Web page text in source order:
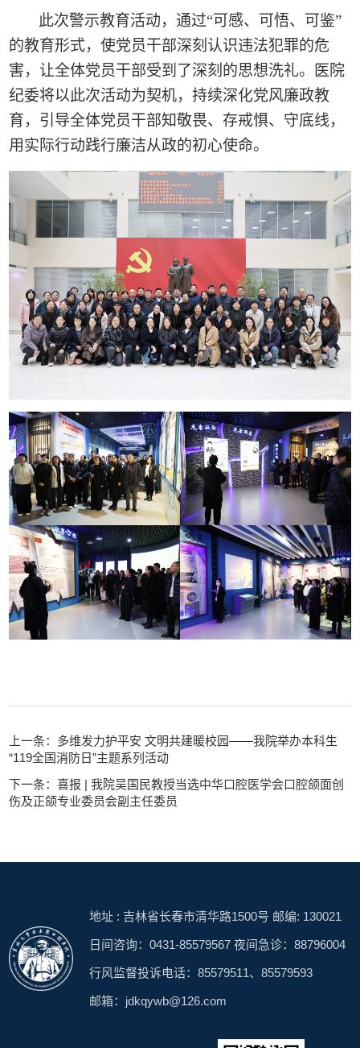
此次警示教育活动，通过“可感、可悟、可鉴”
的教育形式，使党员干部深刻认识违法犯罪的危
害，让全体党员干部受到了深刻的思想洗礼。医院
纪委将以此次活动为契机，持续深化党风廉政教
育，引导全体党员干部知敬畏、存戒惧、守底线，
用实际行动践行廉洁从政的初心使命。
上一条：多维发力护平安 文明共建暖校园——我院举办本科生
“119全国消防日”主题系列活动
下一条：喜报 | 我院吴国民教授当选中华口腔医学会口腔颌面创
伤及正颌专业委员会副主任委员
地址 : 吉林省长春市清华路1500号 邮编: 130021
日间咨询：0431-85579567 夜间急诊：88796004
行风监督投诉电话：85579511、85579593
邮箱：jdkqywb@126.com